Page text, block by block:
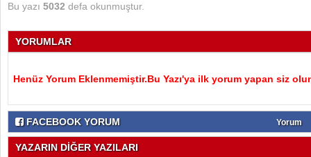
Bu yazı 5032 defa okunmuştur.
YORUMLAR
Henüz Yorum Eklenmemiştir.Bu Yazı'ya ilk yorum yapan siz
FACEBOOK YORUM Yorum
YAZARIN DİĞER YAZILARI